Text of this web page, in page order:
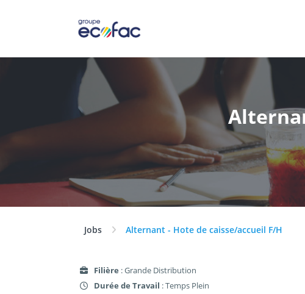
Jobs Alternant - Hote de caisse/accueil F/H
Filière : Grande Distribution
Durée de Travail : Temps Plein